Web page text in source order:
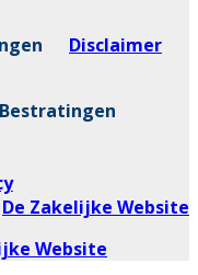
Disclaimer
De Zakelijke Website
Website